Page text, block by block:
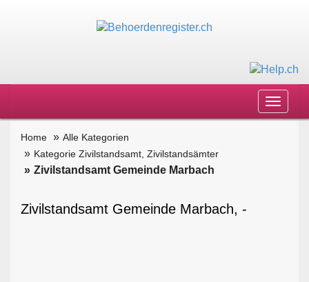
Toggle
Home
Alle Kategorien
Kategorie Zivilstandsamt, Zivilstandsämter
Zivilstandsamt Gemeinde Marbach
Zivilstandsamt Gemeinde Marbach, -